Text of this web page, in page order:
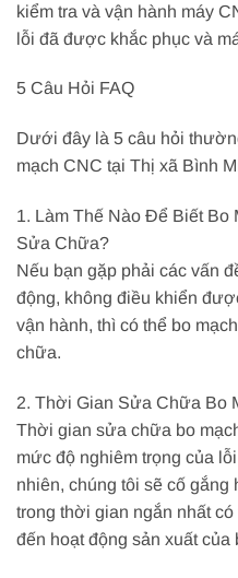
kiểm tra và vận hành máy
lỗi đã được khắc phục và
5 Câu Hỏi FAQ
Dưới đây là 5 câu hỏi
mạch CNC tại Thị xã Bình
1. Làm Thế Nào Để Biết Bo
Sửa Chữa?
Nếu bạn gặp phải các vấn
động, không điều khiển
vận hành, thì có thể bo
chữa.
2. Thời Gian Sửa Chữa Bo
Thời gian sửa chữa bo
mức độ nghiêm trọng của
nhiên, chúng tôi sẽ cố
trong thời gian ngắn nhất
đến hoạt động sản xuất của